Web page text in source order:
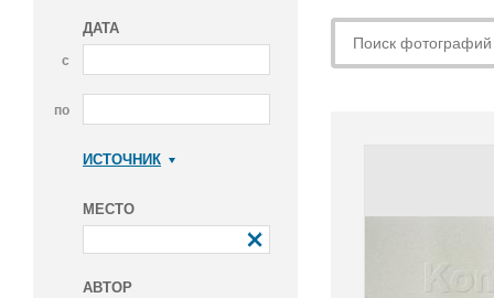
ДАТА
с
по
ИСТОЧНИК
МЕСТО
АВТОР